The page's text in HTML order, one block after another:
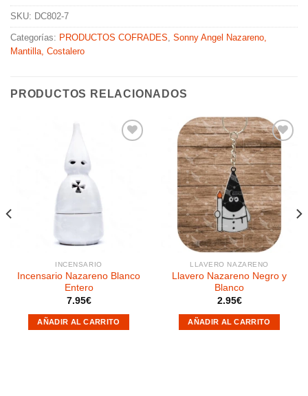
SKU: DC802-7
Categorías: PRODUCTOS COFRADES Sonny Angel Nazareno,
Mantilla, Costalero
PRODUCTOS RELACIONADOS
INCENSARIO
Incensario Nazareno Blanco
Entero
7.95€
AÑADIR AL CARRITO
Añadir
a la
lista de
deseos
LLAVERO NAZARENO
Llavero Nazareno Negro y
Blanco
2.95€
AÑADIR AL CARRITO